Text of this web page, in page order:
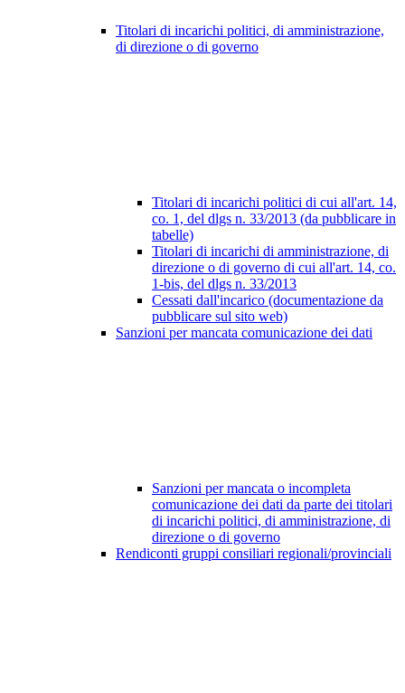
Titolari di incarichi politici, di amministrazione,
di direzione o di governo
Titolari di incarichi politici di cui all'art. 14,
co. 1, del dlgs n. 33/2013 (da pubblicare in
tabelle)
Titolari di incarichi di amministrazione, di
direzione o di governo di cui all'art. 14, co.
1-bis, del dlgs n. 33/2013
Cessati dall'incarico (documentazione da
pubblicare sul sito web)
Sanzioni per mancata comunicazione dei dati
Sanzioni per mancata o incompleta
comunicazione dei dati da parte dei titolari
di incarichi politici, di amministrazione, di
direzione o di governo
Rendiconti gruppi consiliari regionali/provinciali